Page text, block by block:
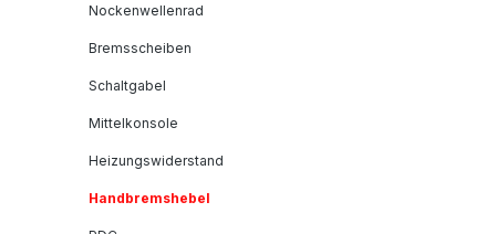
Nockenwellenrad
Bremsscheiben
Schaltgabel
Mittelkonsole
Heizungswiderstand
Handbremshebel